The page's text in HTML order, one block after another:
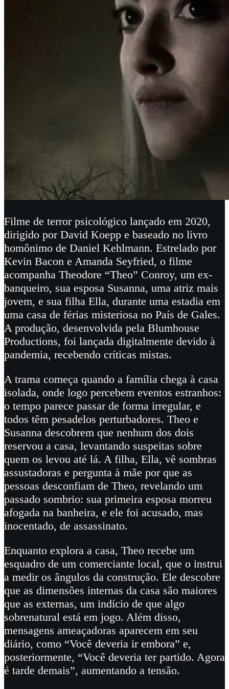
Filme de terror psicológico lançado em 2020,
dirigido por David Koepp e baseado no livro
homônimo de Daniel Kehlmann. Estrelado por
Kevin Bacon e Amanda Seyfried, o filme
acompanha Theodore “Theo” Conroy, um ex-
banqueiro, sua esposa Susanna, uma atriz mais
jovem, e sua filha Ella, durante uma estadia em
uma casa de férias misteriosa no País de Gales.
A produção, desenvolvida pela Blumhouse
Productions, foi lançada digitalmente devido à
pandemia, recebendo críticas mistas.
A trama começa quando a família chega à casa
isolada, onde logo percebem eventos estranhos:
o tempo parece passar de forma irregular, e
todos têm pesadelos perturbadores. Theo e
Susanna descobrem que nenhum dos dois
reservou a casa, levantando suspeitas sobre
quem os levou até lá. A filha, Ella, vê sombras
assustadoras e pergunta à mãe por que as
pessoas desconfiam de Theo, revelando um
passado sombrio: sua primeira esposa morreu
afogada na banheira, e ele foi acusado, mas
inocentado, de assassinato.
Enquanto explora a casa, Theo recebe um
esquadro de um comerciante local, que o instrui
a medir os ângulos da construção. Ele descobre
que as dimensões internas da casa são maiores
que as externas, um indício de que algo
sobrenatural está em jogo. Além disso,
mensagens ameaçadoras aparecem em seu
diário, como “Você deveria ir embora” e,
posteriormente, “Você deveria ter partido. Agora
é tarde demais”, aumentando a tensão.